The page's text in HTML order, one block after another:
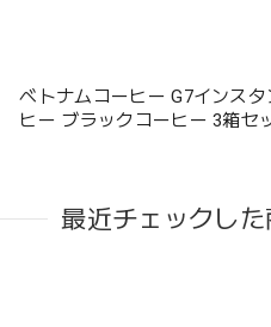
ベトナムコーヒー G7インス
ヒー ブラックコーヒー 3箱セ
最近チェックし